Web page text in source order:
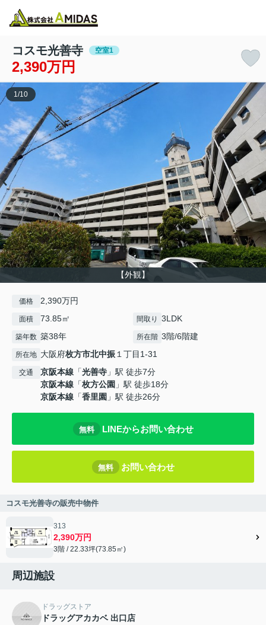
コスモ光善寺 空室1
2,390万円
【外観】
1 /10
価格 2,390万円
面積 73.85㎡ 間取り 3LDK
築年数 築38年 所在階 3階/6階建
所在地 大阪府枚方市北中振 １丁目1-31
交通 京阪本線 「光善寺 」駅 徒歩7分
京阪本線 「枚方公園 」駅 徒歩18分
京阪本線 「香里園 」駅 徒歩26分
無料 LINEからお問い合わせ
無料 お問い合わせ
コスモ光善寺の販売中物件
313
2,390万円
3階 / 22.33坪(73.85㎡)
周辺施設
ドラッグストア
ドラッグアカカベ 出口店